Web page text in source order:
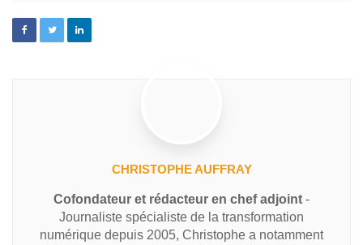
CHRISTOPHE AUFFRAY
Cofondateur et rédacteur en chef adjoint -
Journaliste spécialiste de la transformation
numérique depuis 2005, Christophe a notamment